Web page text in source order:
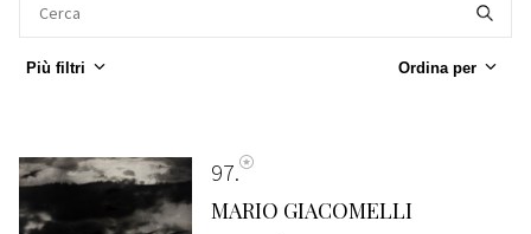
Più filtri Ordina per
97
MARIO GIACOMELLI